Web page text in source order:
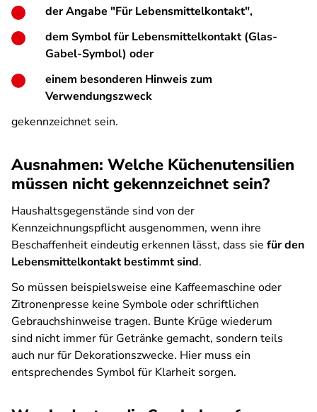
der Angabe "Für Lebensmittelkontakt",
dem Symbol für Lebensmittelkontakt (Glas-
Gabel-Symbol) oder
einem besonderen Hinweis zum
Verwendungszweck
gekennzeichnet sein.
Ausnahmen: Welche Küchenutensilien
müssen nicht gekennzeichnet sein?
Haushaltsgegenstände sind von der
Kennzeichnungspflicht ausgenommen, wenn ihre
Beschaffenheit eindeutig erkennen lässt, dass sie für den
Lebensmittelkontakt bestimmt sind.
So müssen beispielsweise eine Kaffeemaschine oder
Zitronenpresse keine Symbole oder schriftlichen
Gebrauchshinweise tragen. Bunte Krüge wiederum
sind nicht immer für Getränke gemacht, sondern teils
auch nur für Dekorationszwecke. Hier muss ein
entsprechendes Symbol für Klarheit sorgen.